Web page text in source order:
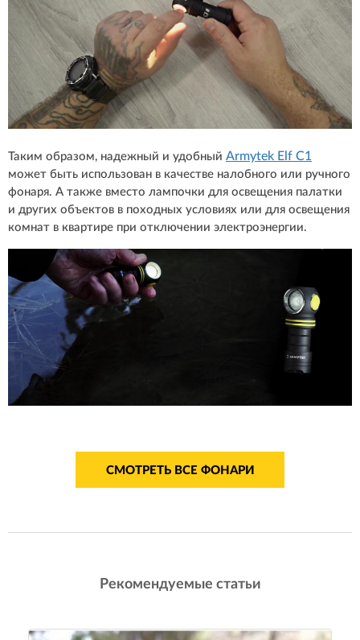
Таким образом, надежный и удобный Armytek Elf C1
может быть использован в качестве налобного или ручного
фонаря. А также вместо лампочки для освещения палатки
и других объектов в походных условиях или для освещения
комнат в квартире при отключении электроэнергии.
СМОТРЕТЬ ВСЕ ФОНАРИ
Рекомендуемые статьи